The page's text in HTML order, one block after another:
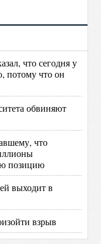
что сегодня у
потому что он
обвиняют
что
позицию
выходит в
взрыв